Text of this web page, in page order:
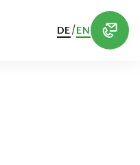
DE/EN